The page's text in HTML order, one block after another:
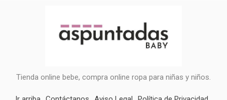
Tienda online bebe, compra online ropa para niñas y niños.